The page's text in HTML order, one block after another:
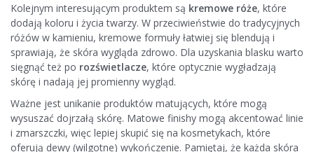
Kolejnym interesującym produktem są kremowe róże, które
dodają koloru i życia twarzy. W przeciwieństwie do tradycyjnych
różów w kamieniu, kremowe formuły łatwiej się blendują i
sprawiają, że skóra wygląda zdrowo. Dla uzyskania blasku warto
sięgnąć też po rozświetlacze, które optycznie wygładzają
skórę i nadają jej promienny wygląd.
Ważne jest unikanie produktów matujących, które mogą
wysuszać dojrzałą skórę. Matowe finishy mogą akcentować linie
i zmarszczki, więc lepiej skupić się na kosmetykach, które
oferują dewy (wilgotne) wykończenie. Pamiętaj, że każda skóra